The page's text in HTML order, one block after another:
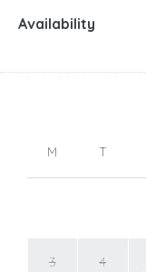
Availability
M T
3 4